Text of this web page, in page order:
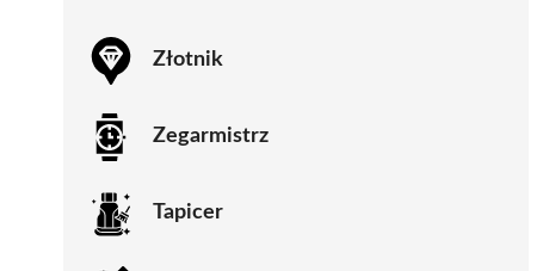
Złotnik
Zegarmistrz
Tapicer